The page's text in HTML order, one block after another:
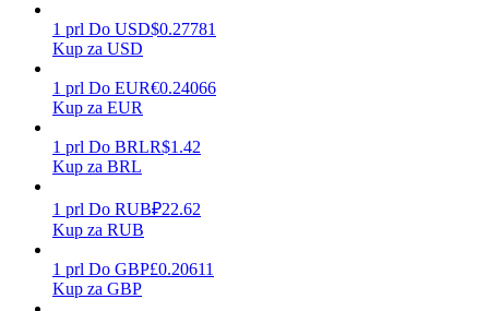
Zarabiać
Mocna Świnka
1 prl Do USD$0.27781
Kup za USD
1 prl Do EUR€0.24066
Kup za EUR
1 prl Do BRLR$1.42
Kup za BRL
1 prl Do RUB₽22.62
Kup za RUB
1 prl Do GBP£0.20611
Kup za GBP